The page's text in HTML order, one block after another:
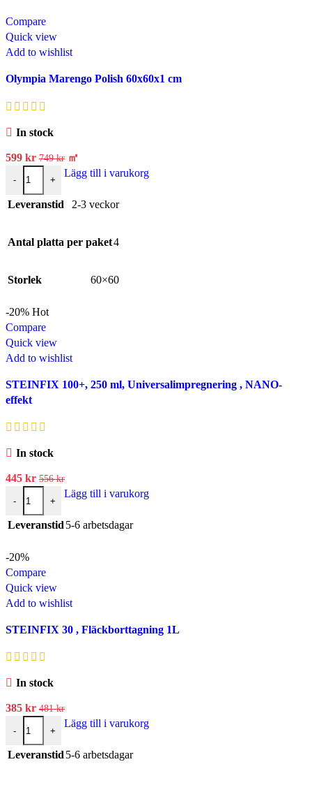
Compare
Quick view
Add to wishlist
Olympia Marengo Polish 60x60x1 cm
In stock
599 kr 749kr ㎡
- +
Lägg till i varukorg
Leveranstid 2-3 veckor
Antal platta per paket4
Storlek 60×60
-20% Hot
Compare
Quick view
Add to wishlist
STEINFIX 100+, 250 ml, Universalimpregnering , NANO-
effekt
In stock
445 kr 556kr
- +
Lägg till i varukorg
Leveranstid 5-6 arbetsdagar
-20%
Compare
Quick view
Add to wishlist
STEINFIX 30 , Fläckborttagning 1L
In stock
385 kr 481kr
- +
Lägg till i varukorg
Leveranstid5-6 arbetsdagar